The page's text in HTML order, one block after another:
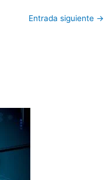
Entrada siguiente →